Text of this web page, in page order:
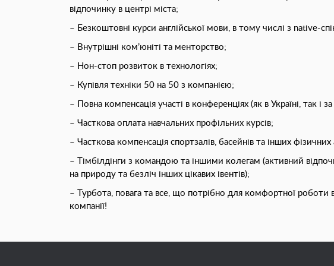
відпочинку в центрі міста;
– Безкоштовнi курси англійської мови, в тому числі з native-
– Внутрішні ком’юніті та менторство;
– Нон-стоп розвиток в технологіях;
– Купівля техніки 50 на 50 з компанією;
– Повна компенсація участі в конференціях (як в Україні, так і
– Часткова оплата навчальних профільних курсів;
– Часткова компенсація спортзалів, басейнів та інших
– Тімбілдінги з командою та іншими колегам (активний
на природу та безліч інших цікавих івентів);
– Турбота, повага та все, що потрібно для комфортної роботи
компанії!